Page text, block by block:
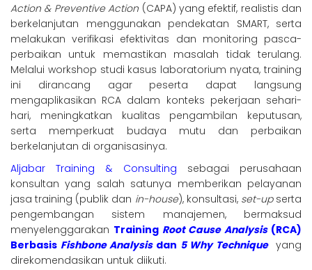
Action & Preventive Action (CAPA) yang efektif, realistis dan
berkelanjutan menggunakan pendekatan SMART, serta
melakukan verifikasi efektivitas dan monitoring pasca-
perbaikan untuk memastikan masalah tidak terulang.
Melalui workshop studi kasus laboratorium nyata, training
ini dirancang agar peserta dapat langsung
mengaplikasikan RCA dalam konteks pekerjaan sehari-
hari, meningkatkan kualitas pengambilan keputusan,
serta memperkuat budaya mutu dan perbaikan
berkelanjutan di organisasinya.
Aljabar Training & Consulting sebagai perusahaan
konsultan yang salah satunya memberikan pelayanan
jasa training (publik dan in-house), konsultasi, set-upserta
pengembangan sistem manajemen, bermaksud
menyelenggarakan Training Root Cause Analysis(RCA)
Berbasis Fishbone Analysisdan 5 Why Techniqueyang
direkomendasikan untuk diikuti.